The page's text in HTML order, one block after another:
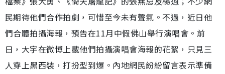
民期待他們合作拍劇，可惜至今未有聲氣。不過，近日他
們合體拍攝海報，預告在11月中假佛山舉行演唱會。前
日，大宇在微博上載他們拍攝演唱會海報的花絮，只見三
人穿上黑西裝，打扮型到爆。內地網民紛紛留言表示準備